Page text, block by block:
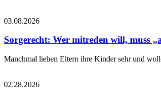
03.08.2026
Sorgerecht: Wer mitreden will, muss
Manchmal lieben Eltern ihre Kinder sehr und
02.28.2026